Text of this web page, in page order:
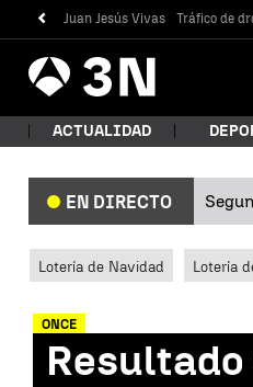
Juan Jesús Vivas Tráfico de
Antena
3 Noticias
ACTUALIDAD
EN DIRECTO
Lotería de Navidad Lotería
ONCE
Resultado